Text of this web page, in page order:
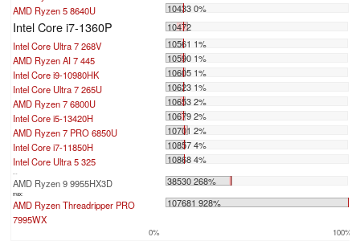
AMD Ryzen 5 8640U
10433 0%
Intel Core i7-1360P
10472
Intel Core Ultra 7 268V
10561 1%
AMD Ryzen AI 7 445
10590 1%
Intel Core i9-10980HK
10605 1%
Intel Core Ultra 7 265U
10623 1%
AMD Ryzen 7 6800U
10653 2%
Intel Core i5-13420H
10679 2%
AMD Ryzen 7 PRO 6850U
10701 2%
Intel Core i7-11850H
10857 4%
Intel Core Ultra 5 325
10868 4%
...
AMD Ryzen 9 9955HX3D 38530 268%
max:
AMD Ryzen Threadripper PRO
7995WX
107681 928%
0% 100%